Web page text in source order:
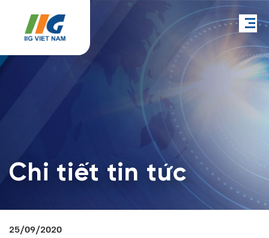
Chi tiết tin tức
25/09/2020